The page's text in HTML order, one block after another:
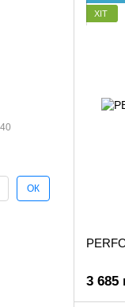
ХІТ
3 685
ОК